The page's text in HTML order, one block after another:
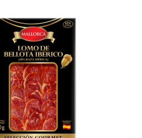
variantes.
Las
opciones
se
pueden
elegir
en
la
página
de
producto